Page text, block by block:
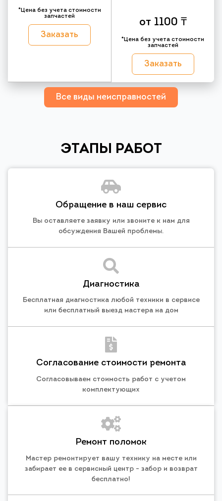
*Цена без учета стоимости
запчастей
Заказать
от 1100 ₸
*Цена без учета стоимости
запчастей
Заказать
Все виды неисправностей
ЭТАПЫ РАБОТ
Обращение в наш сервис
Вы оставляете заявку или звоните к нам для
обсуждения Вашей проблемы.
Диагностика
Бесплатная диагностика любой техники в сервисе
или бесплатный выезд мастера на дом
Согласование стоимости ремонта
Согласовываем стоимость работ с учетом
комплектующих
Ремонт поломок
Мастер ремонтирует вашу технику на месте или
забирает ее в сервисный центр - забор и возврат
бесплатно!